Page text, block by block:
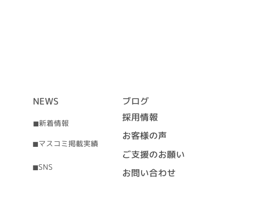
NEWS
◼︎新着情報
◼︎マスコミ掲載実績
◼︎SNS
ブログ
採用情報
お客様の声
ご支援のお願い
お問い合わせ